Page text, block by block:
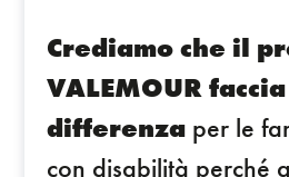
Crediamo che il
VALEMOUR
differenza per le
con disabilità perché